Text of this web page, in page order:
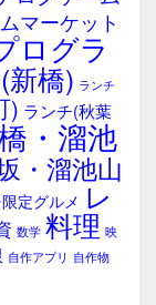
マーケット
ログラ
新橋) ランチ
) ランチ(秋葉
・溜池
・溜池山
定グルメ レ
数学 料理 映
自作アプリ 自作物